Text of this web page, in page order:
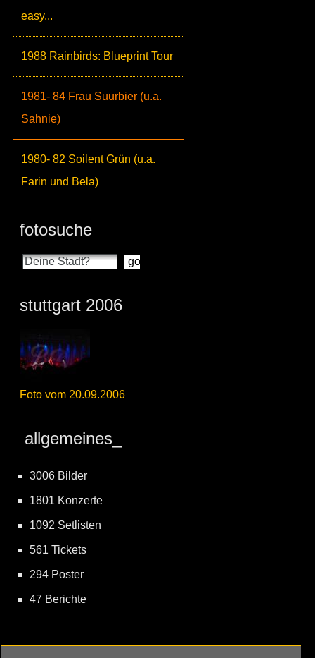
easy...
1988 Rainbirds: Blueprint Tour
1981- 84 Frau Suurbier (u.a.
Sahnie)
1980- 82 Soilent Grün (u.a.
Farin und Bela)
fotosuche
stuttgart 2006
Foto vom 20.09.2006
allgemeines_
3006 Bilder
1801 Konzerte
1092 Setlisten
561 Tickets
294 Poster
47 Berichte